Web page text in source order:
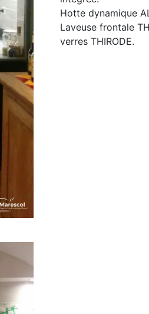
Hotte dynamique
Laveuse frontale
verres THIRODE.